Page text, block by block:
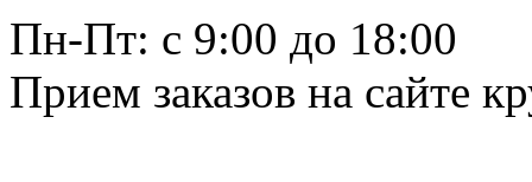
Пн-Пт: c 9:00 до 18:00
Прием заказов на сайте